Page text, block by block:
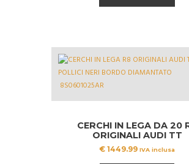
CERCHI IN LEGA DA 20
ORIGINALI AUDI TT
8S0601025AR
€ 1449.99 IVA inclusa